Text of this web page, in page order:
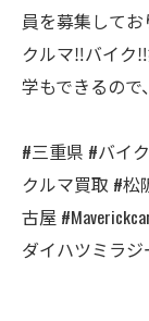
員を募集してお
クルマ‼️バイク
学もできるので
#三重県 #バイ
クルマ買取 #松
古屋
ダイハツミラジ